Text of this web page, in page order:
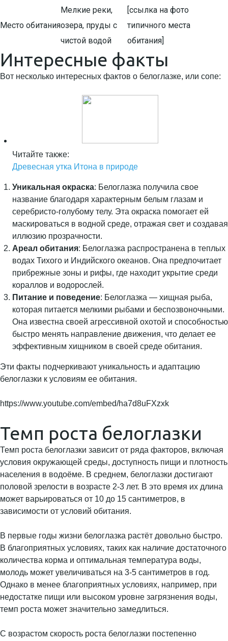
Место обитания
Мелкие реки,
озера, пруды с
чистой водой
[ссылка на фото
типичного места
обитания]
Интересные факты
Вот несколько интересных фактов о белоглазке, или сопе:
Читайте также:
Древесная утка Итона в природе
Уникальная окраска: Белоглазка получила свое
название благодаря характерным белым глазам и
серебристо-голубому телу. Эта окраска помогает ей
маскироваться в водной среде, отражая свет и создавая
иллюзию прозрачности.
Ареал обитания: Белоглазка распространена в теплых
водах Тихого и Индийского океанов. Она предпочитает
прибрежные зоны и рифы, где находит укрытие среди
кораллов и водорослей.
Питание и поведение: Белоглазка — хищная рыба,
которая питается мелкими рыбами и беспозвоночными.
Она известна своей агрессивной охотой и способностью
быстро менять направление движения, что делает ее
эффективным хищником в своей среде обитания.
Эти факты подчеркивают уникальность и адаптацию
белоглазки к условиям ее обитания.
https://www.youtube.com/embed/ha7d8uFXzxk
Темп роста белоглазки
Темп роста белоглазки зависит от ряда факторов, включая
условия окружающей среды, доступность пищи и плотность
населения в водоёме. В среднем, белоглазки достигают
половой зрелости в возрасте 2-3 лет. В это время их длина
может варьироваться от 10 до 15 сантиметров, в
зависимости от условий обитания.
В первые годы жизни белоглазка растёт довольно быстро.
В благоприятных условиях, таких как наличие достаточного
количества корма и оптимальная температура воды,
молодь может увеличиваться на 3-5 сантиметров в год.
Однако в менее благоприятных условиях, например, при
недостатке пищи или высоком уровне загрязнения воды,
темп роста может значительно замедлиться.
С возрастом скорость роста белоглазки постепенно